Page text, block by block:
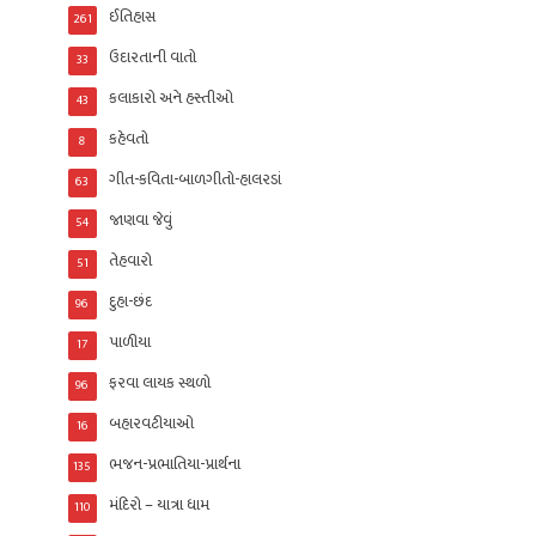
ઈતિહાસ
261
ઉદારતાની વાતો
33
કલાકારો અને હસ્તીઓ
43
કહેવતો
8
ગીત-કવિતા-બાળગીતો-હાલરડાં
63
જાણવા જેવું
54
તેહવારો
51
દુહા-છંદ
96
પાળીયા
17
ફરવા લાયક સ્થળો
96
બહારવટીયાઓ
16
ભજન-પ્રભાતિયા-પ્રાર્થના
135
મંદિરો – યાત્રા ધામ
110